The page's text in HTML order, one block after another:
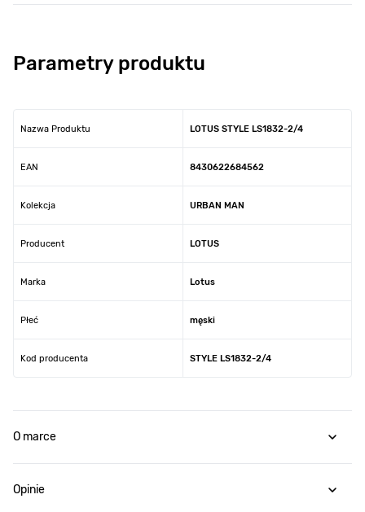
Parametry produktu
Nazwa Produktu LOTUS STYLE LS1832-2/4
EAN 8430622684562
Kolekcja URBAN MAN
Producent LOTUS
Marka Lotus
Płeć męski
Kod producenta STYLE LS1832-2/4
O marce
Opinie